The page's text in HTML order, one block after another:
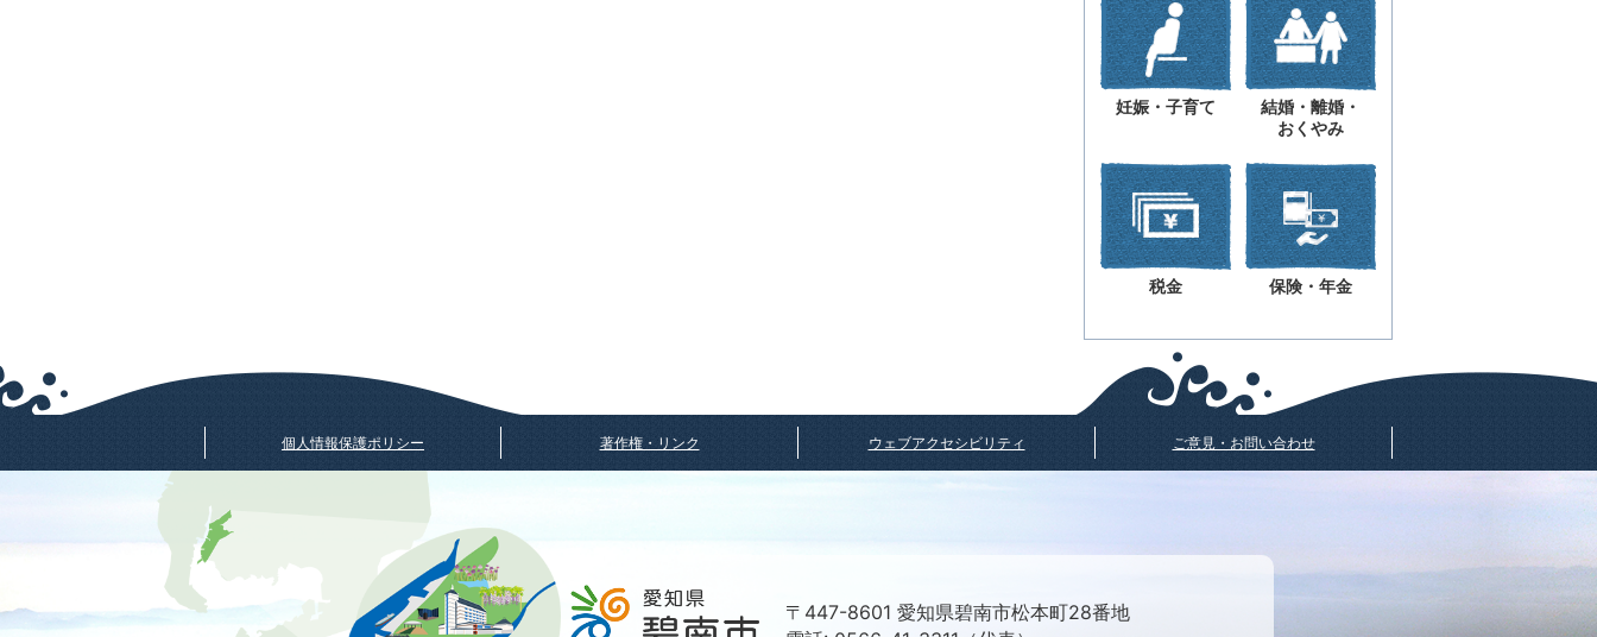
妊娠・子育て
結婚・離婚・
おくやみ
税金 保険・年金
個人情報保護ポリシー 著作権・リンク ウェブアクセシビリティ ご意見・お問い合わせ
〒447-8601 愛知県碧南市松本町28番地